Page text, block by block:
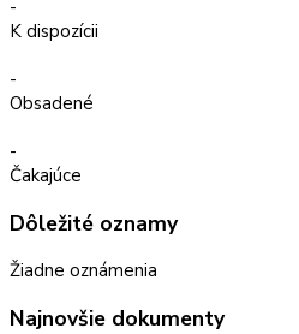
-
K dispozícii
-
Obsadené
-
Čakajúce
Dôležité oznamy
Žiadne oznámenia
Najnovšie dokumenty